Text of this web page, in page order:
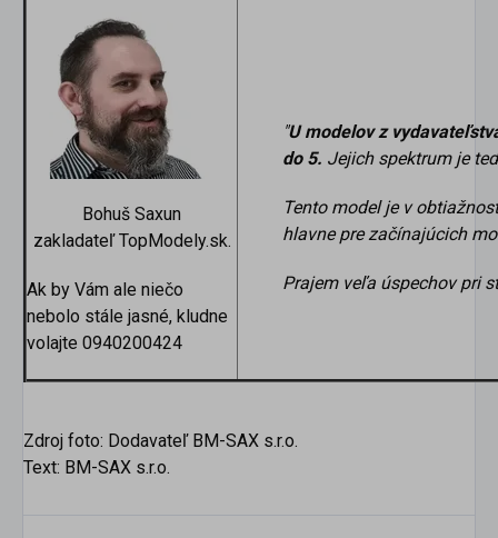
Bohuš Saxun
zakladateľ TopModely.sk.
Ak by Vám ale niečo
nebolo stále jasné, kludne
volajte 0940200424
"U modelov z
do 5. Jejich spektrum je
Tento model je v
hlavne pre začínajúcich
Prajem veľa úspechov pri
Zdroj foto: Dodavateľ BM-SAX s.r.o.
Text: BM-SAX s.r.o.